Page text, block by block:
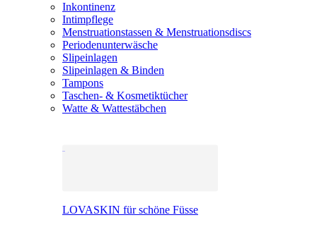
Inkontinenz
Intimpflege
Menstruationstassen & Menstruationsdiscs
Periodenunterwäsche
Slipeinlagen
Slipeinlagen & Binden
Tampons
Taschen- & Kosmetiktücher
Watte & Wattestäbchen
LOVASKIN für schöne Füsse